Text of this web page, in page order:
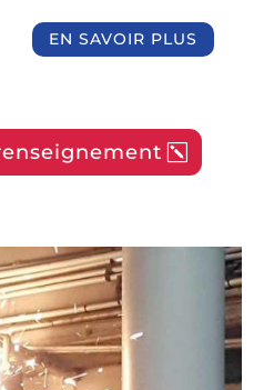
EN SAVOIR PLUS